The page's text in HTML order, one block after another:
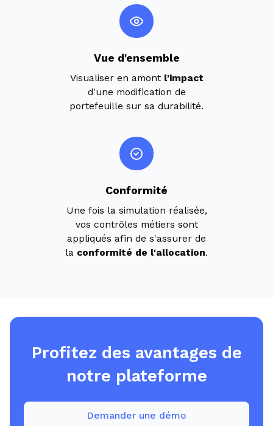
Vue d'ensemble
Visualiser en amont l'impact
d'une modification de
portefeuille sur sa durabilité.
Conformité
Une fois la simulation réalisée,
vos contrôles métiers sont
appliqués afin de s'assurer de
la conformité de l'allocation.
Profitez des avantages de
notre plateforme
Demander une démo